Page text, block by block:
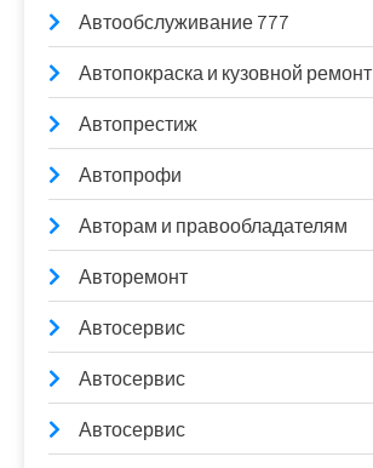
Автообслуживание 777
Автопокраска и кузовной ремонт
Автопрестиж
Автопрофи
Авторам и правообладателям
Авторемонт
Автосервис
Автосервис
Автосервис